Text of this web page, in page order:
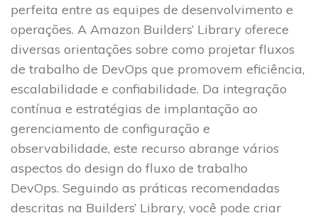
perfeita entre as equipes de desenvolvimento e
operações. A Amazon Builders’ Library oferece
diversas orientações sobre como projetar fluxos
de trabalho de DevOps que promovem eficiência,
escalabilidade e confiabilidade. Da integração
contínua e estratégias de implantação ao
gerenciamento de configuração e
observabilidade, este recurso abrange vários
aspectos do design do fluxo de trabalho
DevOps. Seguindo as práticas recomendadas
descritas na Builders’ Library, você pode criar